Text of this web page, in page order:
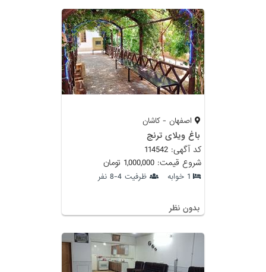
اصفهان - کاشان
باغ ویلای ترنج
کد آگهی: 114542
شروع قیمت: 1,000,000 تومان
1 خوابه ظرفیت 4-8 نفر
بدون نظر